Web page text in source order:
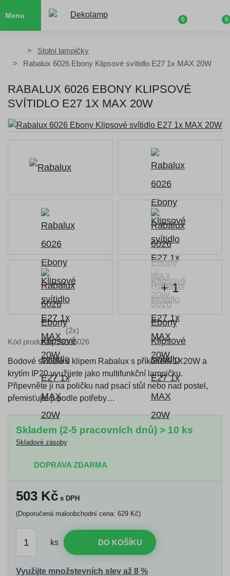
Menu
0 0
Stolní lampičky
Rabalux 6026 Ebony Klipsové svítidlo E27 1x MAX 20W
RABALUX 6026 EBONY KLIPSOVÉ
SVÍTIDLO E27 1X MAX 20W
+ 1
(2x)
Kód produktu: 98006026
Bodové svítidlo s klipem Rabalux s příkonem 1X20W a
krytím IP20 využijete jako multifunkční lampičku.
Připevněte ji na poličku nad psací stůl nebo nad postel,
přemisťujte ji podle potřeby…
Skladem (2-5 pracovních dnů) > 10 ks
Skladové zásoby
DOPRAVA ZDARMA
503 Kč s DPH
(Doporučená maloobchodní cena: 629 Kč)
ks DO KOŠÍKU
Využijte množstevních slev až 8 %